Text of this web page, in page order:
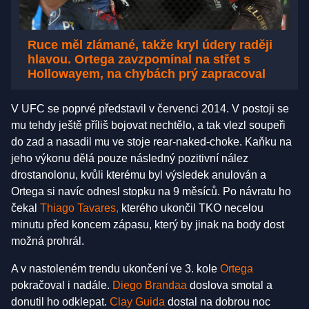
Ruce měl zlámané, takže kryl údery raději
hlavou. Ortega zavzpomínal na střet s
Hollowayem, na chybách prý zapracoval
V UFC se poprvé představil v červenci 2014. V postoji se
mu tehdy ještě příliš bojovat nechtělo, a tak vlezl soupeři
do zad a nasadil mu ve stoje rear-naked-choke. Kaňku na
jeho výkonu dělá pouze následný pozitivní nález
drostanolonu, kvůli kterému byl výsledek anulován a
Ortega si navíc odnesl stopku na 9 měsíců. Po návratu ho
čekal Thiago Tavares, kterého ukončil TKO necelou
minutu před koncem zápasu, který by jinak na body dost
možná prohrál.
A v nastoleném trendu ukončení ve 3. kole Ortega
pokračoval i nadále. Diego Brandaa doslova smotal a
donutil ho odklepat. Clay Guida dostal na dobrou noc